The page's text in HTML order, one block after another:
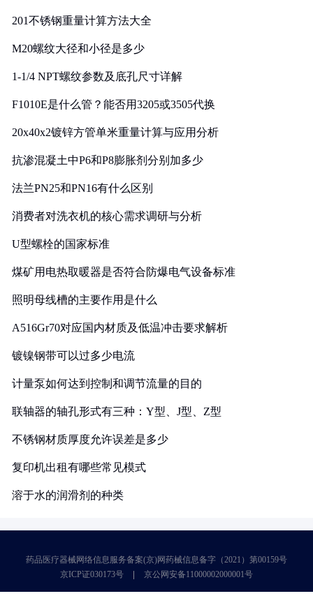
201不锈钢重量计算方法大全
M20螺纹大径和小径是多少
1-1/4 NPT螺纹参数及底孔尺寸详解
F1010E是什么管？能否用3205或3505代换
20x40x2镀锌方管单米重量计算与应用分析
抗渗混凝土中P6和P8膨胀剂分别加多少
法兰PN25和PN16有什么区别
消费者对洗衣机的核心需求调研与分析
U型螺栓的国家标准
煤矿用电热取暖器是否符合防爆电气设备标准
照明母线槽的主要作用是什么
A516Gr70对应国内材质及低温冲击要求解析
镀镍钢带可以过多少电流
计量泵如何达到控制和调节流量的目的
联轴器的轴孔形式有三种：Y型、J型、Z型
不锈钢材质厚度允许误差是多少
复印机出租有哪些常见模式
溶于水的润滑剂的种类
药品医疗器械网络信息服务备案(京)网药械信息备字（2021）第00159号
京ICP证030173号
京公网安备11000002000001号